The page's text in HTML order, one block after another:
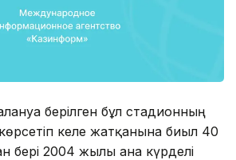
берілген бұл стадионның
келе жатқанына биыл 40
2004 жылы ғана күрделі